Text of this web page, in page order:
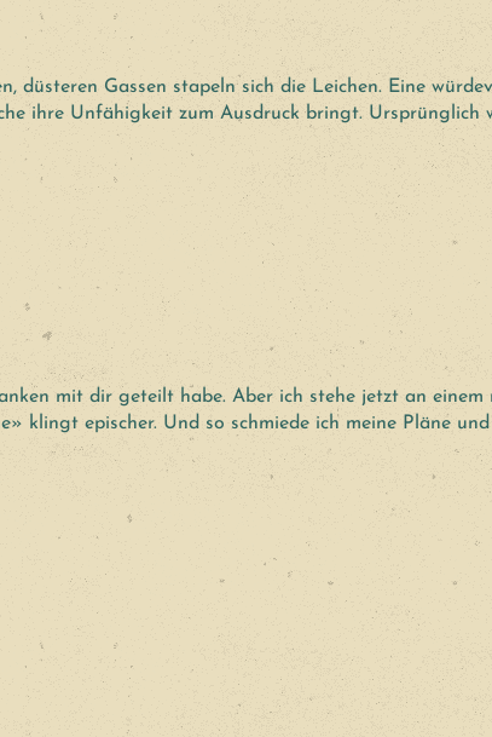
düsteren Gassen stapeln sich die Leichen. Eine
ihre Unfähigkeit zum Ausdruck bringt. Ursprünglich
mit dir geteilt habe. Aber ich stehe jetzt an
klingt epischer. Und so schmiede ich meine Pläne